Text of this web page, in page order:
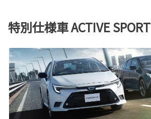
特別仕様車 ACTIVE SPORT